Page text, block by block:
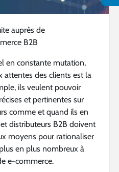
auprès de
B2B
en constante mutation,
attentes des clients est la
ils veulent pouvoir
et pertinentes sur
comme et quand ils en
distributeurs B2B doivent
moyens pour rationaliser
en plus nombreux à
e-commerce.